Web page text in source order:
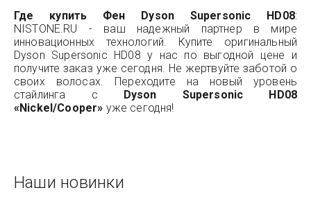
Где купить Фен Dyson Supersonic HD08:
NISTONE.RU - ваш надежный партнер в мире
инновационных технологий. Купите оригинальный
Dyson Supersonic HD08 у нас по выгодной цене и
получите заказ уже сегодня. Не жертвуйте заботой о
своих волосах. Переходите на новый уровень
стайлинга с Dyson Supersonic HD08
«Nickel/Cooper» уже сегодня!
Наши новинки